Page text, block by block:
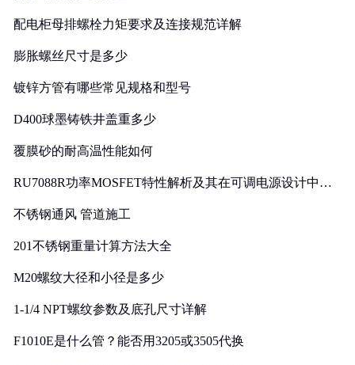
配电柜母排螺栓力矩要求及连接规范详解
膨胀螺丝尺寸是多少
镀锌方管有哪些常见规格和型号
D400球墨铸铁井盖重多少
覆膜砂的耐高温性能如何
RU7088R功率MOSFET特性解析及其在可调电源设计中的
不锈钢通风 管道施工
201不锈钢重量计算方法大全
M20螺纹大径和小径是多少
1-1/4 NPT螺纹参数及底孔尺寸详解
F1010E是什么管？能否用3205或3505代换